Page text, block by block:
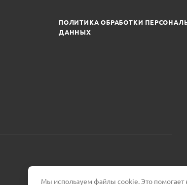
ПОЛИТИКА ОБРАБОТКИ
ДАННЫХ
Мы используем файлы cookie. Это помогает